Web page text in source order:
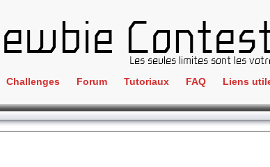
Challenges
Crackme
ClientSide
Forum Tutoriaux FAQ Liens
IRC